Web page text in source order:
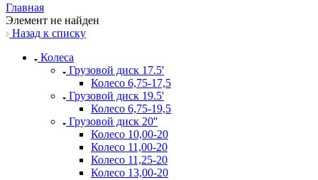
Главная
Элемент не найден
Назад к списку
Колеса
Грузовой диск 17.5'
Колесо 6,75-17,5
Грузовой диск 19.5'
Колесо 6,75-19,5
Грузовой диск 20''
Колесо 10,00-20
Колесо 11,00-20
Колесо 11,25-20
Колесо 13,00-20